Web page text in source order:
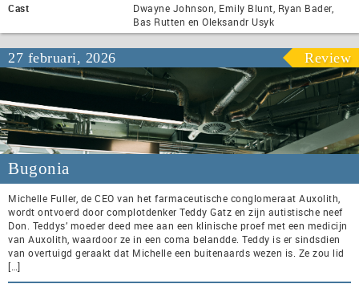
Cast
Dwayne Johnson, Emily Blunt, Ryan Bader,
Bas Rutten en Oleksandr Usyk
27 februari, 2026 Review
Bugonia
Michelle Fuller, de CEO van het farmaceutische conglomeraat Auxolith,
wordt ontvoerd door complotdenker Teddy Gatz en zijn autistische neef
Don. Teddys’ moeder deed mee aan een klinische proef met een medicijn
van Auxolith, waardoor ze in een coma belandde. Teddy is er sindsdien
van overtuigd geraakt dat Michelle een buitenaards wezen is. Ze zou lid
[…]